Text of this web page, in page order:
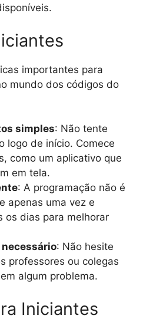
importantes para
mundo dos códigos do
simples: Não tente
logo de início. Comece
como um aplicativo que
em tela.
: A programação não é
apenas uma vez e
os dias para melhorar
necessário: Não hesite
professores ou colegas
algum problema.
Iniciantes